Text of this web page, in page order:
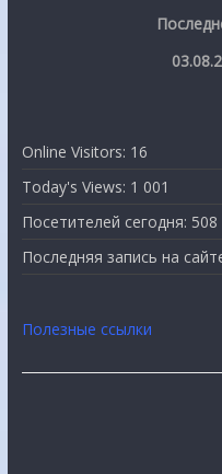
Online Visitors: 16
Today's Views: 1 001
Посетителей сегодня: 508
Последняя запись на
Полезные ссылки